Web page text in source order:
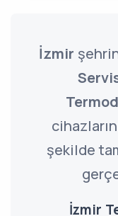
İzmir
şekilde
İzmir